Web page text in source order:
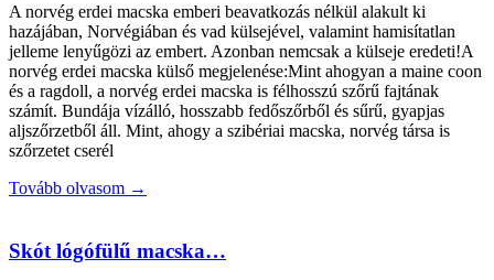
A norvég erdei macska emberi beavatkozás nélkül alakult ki
hazájában, Norvégiában és vad külsejével, valamint hamisítatlan
jelleme lenyűgözi az embert. Azonban nemcsak a külseje eredeti!A
norvég erdei macska külső megjelenése:Mint ahogyan a maine coon
és a ragdoll, a norvég erdei macska is félhosszú szőrű fajtának
számít. Bundája vízálló, hosszabb fedőszőrből és sűrű, gyapjas
aljszőrzetből áll. Mint, ahogy a szibériai macska, norvég társa is
szőrzetet cserél
Tovább olvasom →
Skót lógófülű macska…